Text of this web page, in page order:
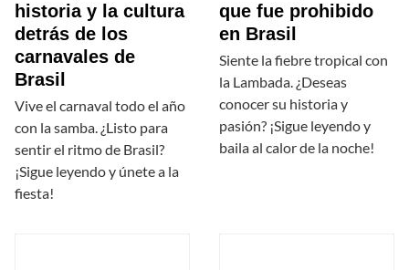
historia y la cultura
detrás de los
carnavales de
Brasil
Vive el carnaval todo el año
con la samba. ¿Listo para
sentir el ritmo de Brasil?
¡Sigue leyendo y únete a la
fiesta!
que fue prohibido
en Brasil
Siente la fiebre tropical con
la Lambada. ¿Deseas
conocer su historia y
pasión? ¡Sigue leyendo y
baila al calor de la noche!